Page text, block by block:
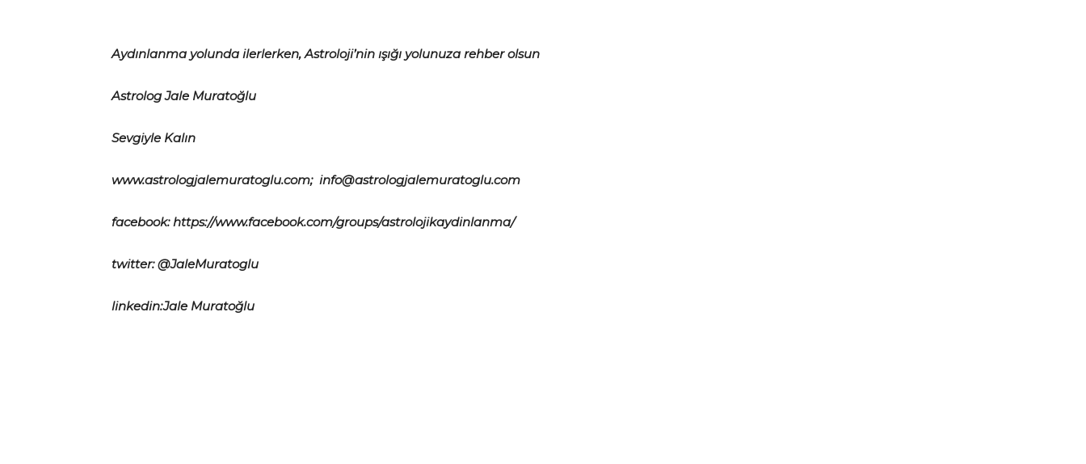
Aydınlanma yolunda ilerlerken, Astroloji’nin ışığı yolunuza rehber olsun
Astrolog Jale Muratoğlu
Sevgiyle Kalın
www.astrologjalemuratoglu.com; info@astrologjalemuratoglu.com
facebook: https://www.facebook.com/groups/astrolojikaydinlanma/
twitter: @JaleMuratoglu
linkedin:Jale Muratoğlu